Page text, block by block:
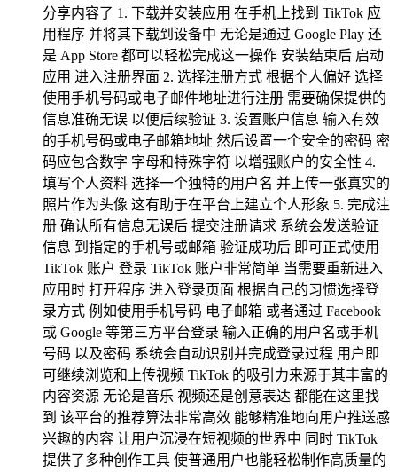
分享内容了 1. 下载并安装应用 在手机上找到 TikTok 应
用程序 并将其下载到设备中 无论是通过 Google Play 还
是 App Store 都可以轻松完成这一操作 安装结束后 启动
应用 进入注册界面 2. 选择注册方式 根据个人偏好 选择
使用手机号码或电子邮件地址进行注册 需要确保提供的
信息准确无误 以便后续验证 3. 设置账户信息 输入有效
的手机号码或电子邮箱地址 然后设置一个安全的密码 密
码应包含数字 字母和特殊字符 以增强账户的安全性 4.
填写个人资料 选择一个独特的用户名 并上传一张真实的
照片作为头像 这有助于在平台上建立个人形象 5. 完成注
册 确认所有信息无误后 提交注册请求 系统会发送验证
信息 到指定的手机号或邮箱 验证成功后 即可正式使用
TikTok 账户 登录 TikTok 账户非常简单 当需要重新进入
应用时 打开程序 进入登录页面 根据自己的习惯选择登
录方式 例如使用手机号码 电子邮箱 或者通过 Facebook
或 Google 等第三方平台登录 输入正确的用户名或手机
号码 以及密码 系统会自动识别并完成登录过程 用户即
可继续浏览和上传视频 TikTok 的吸引力来源于其丰富的
内容资源 无论是音乐 视频还是创意表达 都能在这里找
到 该平台的推荐算法非常高效 能够精准地向用户推送感
兴趣的内容 让用户沉浸在短视频的世界中 同时 TikTok
提供了多种创作工具 使普通用户也能轻松制作高质量的